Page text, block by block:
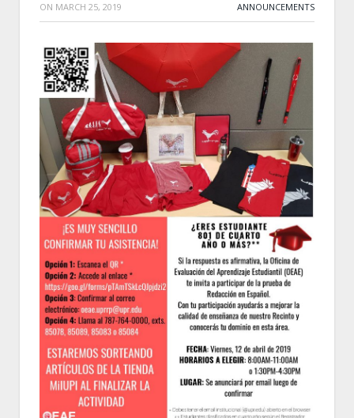
ON MARCH 25, 2019 ANNOUNCEMENTS